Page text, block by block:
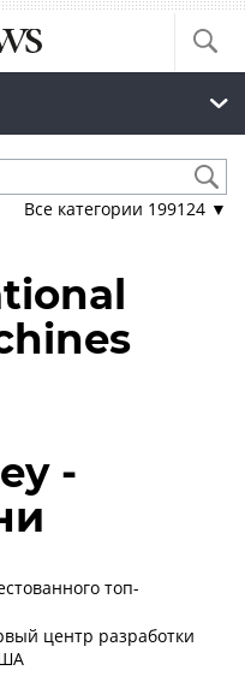
Все категории 199124 ▼
-
топ-
центр разработки